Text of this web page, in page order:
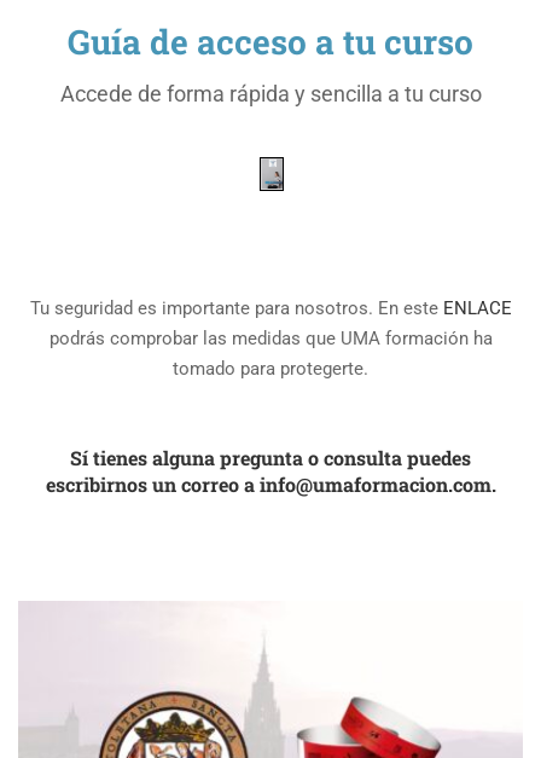
Guía de acceso a tu curso
Accede de forma rápida y sencilla a tu curso
Tu seguridad es importante para nosotros. En este ENLACE
podrás comprobar las medidas que UMA formación ha
tomado para protegerte.
Sí tienes alguna pregunta o consulta puedes
escribirnos un correo ainfo@umaformacion.com.